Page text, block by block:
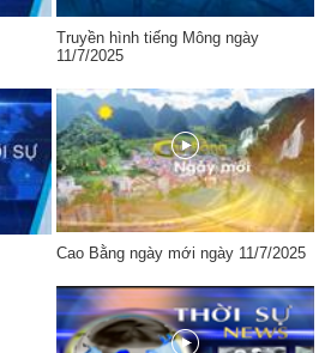
Truyền hình tiếng Mông ngày
11/7/2025
Cao Bằng ngày mới ngày 11/7/2025